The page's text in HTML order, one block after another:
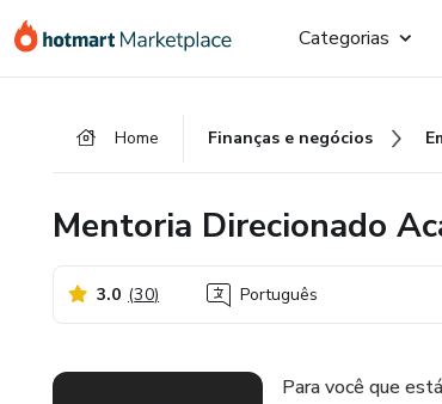
para
para
para
Categorias
Home Finanças e negócios
Mentoria Direcionado
3.0 (30) Português
Para você que